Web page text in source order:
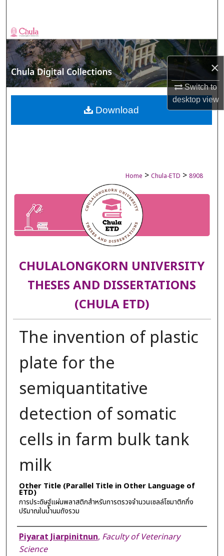
×
Switch to
desktopview
Browse Collections
My Account
About
Digital Commons Network™
Home > Chula-ETD > 8908
CHULALONGKORN UNIVERSITY
THESES AND DISSERTATIONS
(CHULA ETD)
The invention of plastic
plate for the
semiquantitative
detection of somatic
cells in farm bulk tank
milk
Other Title (Parallel Title in Other Language of
ETD)
การประดิษฐ์แผ่นพลาสติกสำหรับการตรวจจำนวนเซลล์โซมาติกกึ่ง
ปริมาณในน้ำนมถังรวม
Author
Piyarat Jiarpinitnun, Faculty of Veterinary
Science
Download